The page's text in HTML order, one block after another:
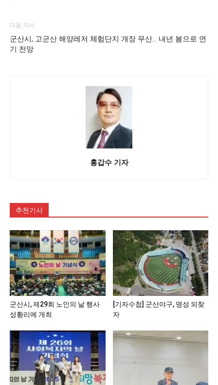
다음 기사
군산시, 고군산 해양레저 체험단지 개장 무산… 내년 봄으로 연
기 전망
홍갑수 기자
추천기사
군산시, 제29회 노인의 날 행사
성황리에 개최
[기자수첩] 군산야구, 명성 되찾
자